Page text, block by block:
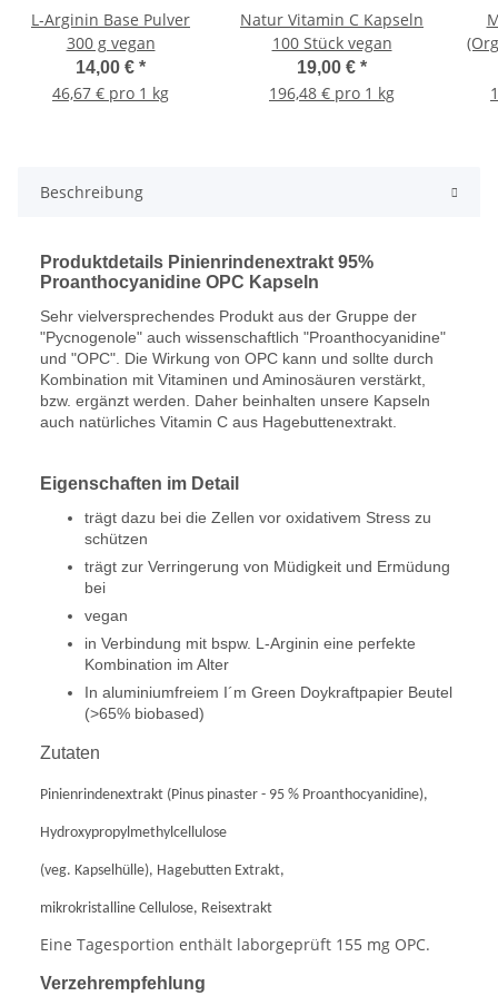
L-Arginin Base Pulver
300 g vegan
14,00 € *
46,67 € pro 1 kg
Natur Vitamin C Kapseln
100 Stück vegan
19,00 € *
196,48 € pro 1 kg
Beschreibung
Produktdetails Pinienrindenextrakt 95%
Proanthocyanidine OPC Kapseln
Sehr vielversprechendes Produkt aus der Gruppe der
"Pycnogenole" auch wissenschaftlich "Proanthocyanidine"
und "OPC". Die Wirkung von OPC kann und sollte durch
Kombination mit Vitaminen und Aminosäuren verstärkt,
bzw. ergänzt werden. Daher beinhalten unsere Kapseln
auch natürliches Vitamin C aus Hagebuttenextrakt.
Eigenschaften im Detail
trägt dazu bei die Zellen vor oxidativem Stress zu
schützen
trägt zur Verringerung von Müdigkeit und Ermüdung
bei
vegan
in Verbindung mit bspw. L-Arginin eine perfekte
Kombination im Alter
In aluminiumfreiem I´m Green Doykraftpapier Beutel
(>65% biobased)
Zutaten
Pinienrindenextrakt (Pinus pinaster - 95 % Proanthocyanidine),
Hydroxypropylmethylcellulose
(veg. Kapselhülle), Hagebutten Extrakt,
mikrokristalline Cellulose, Reisextrakt
Eine Tagesportion enthält laborgeprüft 155 mg OPC.
Verzehrempfehlung